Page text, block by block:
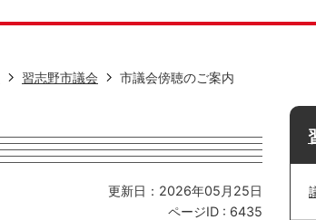
習志野市議会 市議会傍聴のご案内
更新日：2026年05月25日
ページID : 6435